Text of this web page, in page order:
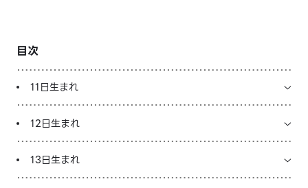
※LINEアプリ内のサービスページへ遷移します
目次
11日生まれ
12日生まれ
13日生まれ